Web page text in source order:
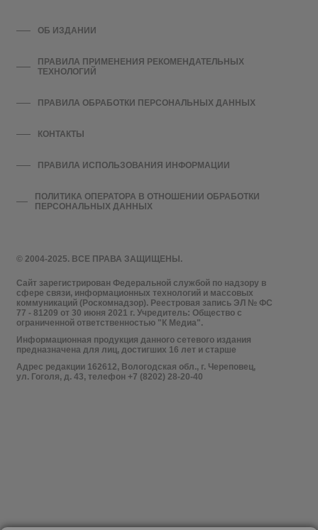
© 2004-2025. ВСЕ ПРАВА ЗАЩИЩЕНЫ.
Сайт зарегистрирован Федеральной службой по надзору в
сфере связи, информационных технологий и массовых
коммуникаций (Роскомнадзор). Реестровая запись ЭЛ № ФС
77 - 81209 от 30 июня 2021 г. Учредитель: Общество с
ограниченной ответственностью "К Медиа".
Информационная продукция данного сетевого издания
предназначена для лиц, достигших 16 лет и старше
Адрес редакции 162612, Вологодская обл., г. Череповец,
ул. Гоголя, д. 43, телефон +7 (8202) 28-20-40
ОБ ИЗДАНИИ
ПРАВИЛА ПРИМЕНЕНИЯ РЕКОМЕНДАТЕЛЬНЫХ
ТЕХНОЛОГИЙ
ПРАВИЛА ОБРАБОТКИ ПЕРСОНАЛЬНЫХ ДАННЫХ
КОНТАКТЫ
ПРАВИЛА ИСПОЛЬЗОВАНИЯ ИНФОРМАЦИИ
ПОЛИТИКА ОПЕРАТОРА В ОТНОШЕНИИ ОБРАБОТКИ
ПЕРСОНАЛЬНЫХ ДАННЫХ